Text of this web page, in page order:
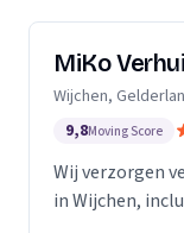
MiKo
Wijchen,
9,8Moving Score
Wij verzorgen
in Wijchen,